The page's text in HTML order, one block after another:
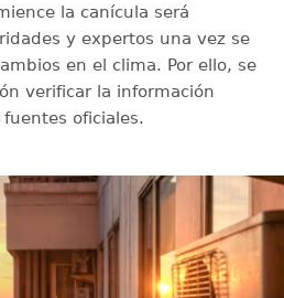
la canícula será
y expertos una vez se
en el clima. Por ello, se
verificar la información
oficiales.